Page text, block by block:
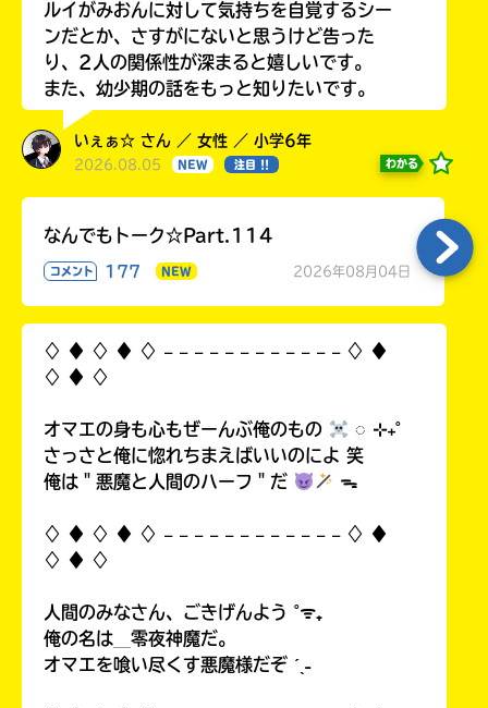
ルイがみおんに対して気持ちを自覚するシー
ンだとか、さすがにないと思うけど告った
り、2人の関係性が深まると嬉しいです。
また、幼少期の話をもっと知りたいです。
いぇぁ☆ さん ／ 女性 ／ 小学6年
2026.08.05 NEW 注目 !! わかる
なんでもトーク☆Part.114
コメント 177 NEW 2026年08月04日
♢ ♦︎ ♢ ♦︎ ♢ 𓐄 𓐄 𓐄 𓐄 𓐄 𓐄 𓐄 𓐄 𓐄 𓐄 𓐄 𓐄 ♢ ♦︎
♢ ♦︎ ♢
オマエの身も心もぜーんぶ俺のもの
◌ ⊹₊˚
さっさと俺に惚れちまえばいいのによ 笑
俺は＂悪魔と人間のハーフ＂だ
ᯓ
♢ ♦︎ ♢ ♦︎ ♢ 𓐄 𓐄 𓐄 𓐄 𓐄 𓐄 𓐄 𓐄 𓐄 𓐄 𓐄 𓐄 ♢ ♦︎
♢ ♦︎ ♢
人間のみなさん、ごきげんよう ˚ᯤ₊
俺の名は＿零夜神魔だ。
オマエを喰い尽くす悪魔様だぞ ˊˎ˗